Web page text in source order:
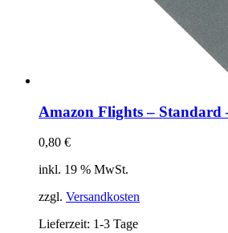
Amazon Flights – Standard
0,80 €
inkl. 19 % MwSt.
zzgl. Versandkosten
Lieferzeit: 1-3 Tage